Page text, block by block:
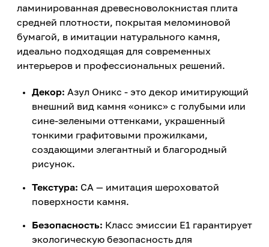
ламинированная древесноволокнистая плита
средней плотности, покрытая меломиновой
бумагой, в имитации натурального камня,
идеально подходящая для современных
интерьеров и профессиональных решений.
Декор: Азул Оникс - это декор имитирующий
внешний вид камня «оникс» с голубыми или
сине-зелеными оттенками, украшенный
тонкими графитовыми прожилками,
создающими элегантный и благородный
рисунок.
Текстура: CA — имитация шероховатой
поверхности камня.
Безопасность: Класс эмиссии E1 гарантирует
экологическую безопасность для